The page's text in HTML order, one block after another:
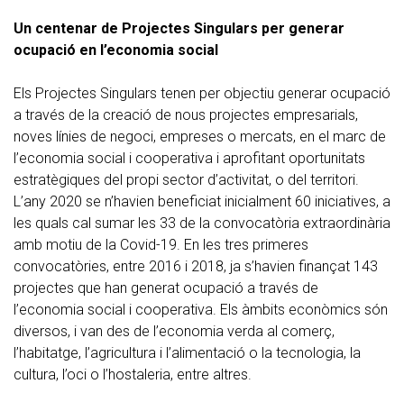
Un centenar de Projectes Singulars per generar
ocupació en l’economia social
Els Projectes Singulars tenen per objectiu generar ocupació
a través de la creació de nous projectes empresarials,
noves línies de negoci, empreses o mercats, en el marc de
l’economia social i cooperativa i aprofitant oportunitats
estratègiques del propi sector d’activitat, o del territori.
L’any 2020 se n’havien beneficiat inicialment 60 iniciatives, a
les quals cal sumar les 33 de la convocatòria extraordinària
amb motiu de la Covid-19. En les tres primeres
convocatòries, entre 2016 i 2018, ja s’havien finançat 143
projectes que han generat ocupació a través de
l’economia social i cooperativa. Els àmbits econòmics són
diversos, i van des de l’economia verda al comerç,
l’habitatge, l’agricultura i l’alimentació o la tecnologia, la
cultura, l’oci o l’hostaleria, entre altres.